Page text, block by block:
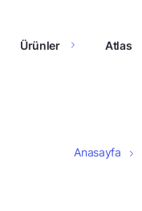
Ürünler Atlas
Anasayfa